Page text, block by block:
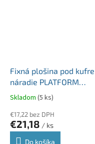
Fixná plošina pod
náradie PLATFORM
585x440x70 čierna
nosnosť 120kg KXBPFIX-
S411
Skladom (5 ks)
€17,22 bez DPH
€21,18 / ks
Do košíka